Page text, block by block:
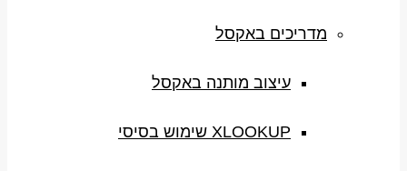
מדריכים באקסל
עיצוב מותנה באקסל
XLOOKUP שימוש בסיסי